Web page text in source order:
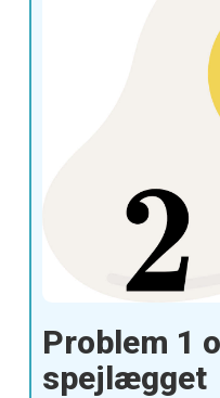
Problem 1
spejlægget